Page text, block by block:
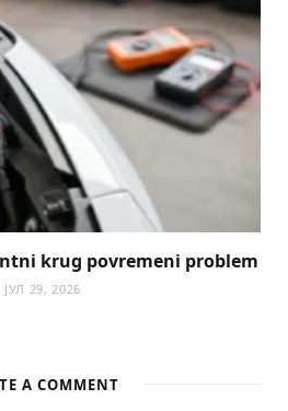
krug povremeni problem
ЈУЛ 29, 2026
A COMMENT